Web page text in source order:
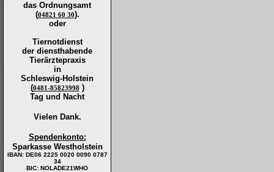
das Ordnungsamt
(04821 60 30).
oder
Tiernotdienst
der diensthabende
Tierärztepraxis
in
Schleswig-Holstein
(0481-85823998 )
Tag und Nacht
Vielen Dank.
Spendenkonto:
Sparkasse Westholstein
IBAN: DE06 2225 0020 0090 0787
34
BIC: NOLADE21WHO